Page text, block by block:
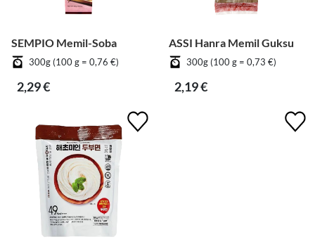
SEMPIO Memil-Soba
300g (100 g = 0,76 €)
2,29 €
ASSI Hanra Memil Guksu
300g (100 g = 0,73 €)
2,19 €